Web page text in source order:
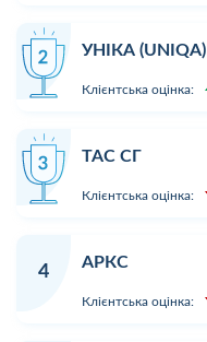
УНІКА (UNIQA)
Клієнтська оцінка:
ТАС СГ
Клієнтська оцінка:
4
АРКС
Клієнтська оцінка: